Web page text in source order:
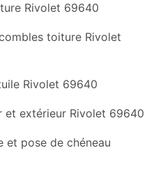
Rivolet 69640
toiture Rivolet
Rivolet 69640
et extérieur Rivolet 69640
et pose de chéneau